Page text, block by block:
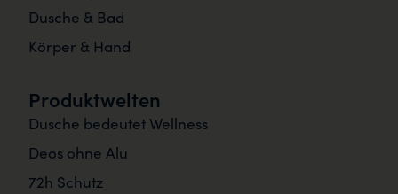
Dusche & Bad
Körper & Hand
Produktwelten
Dusche bedeutet Wellness
Deos ohne Alu
72h Schutz